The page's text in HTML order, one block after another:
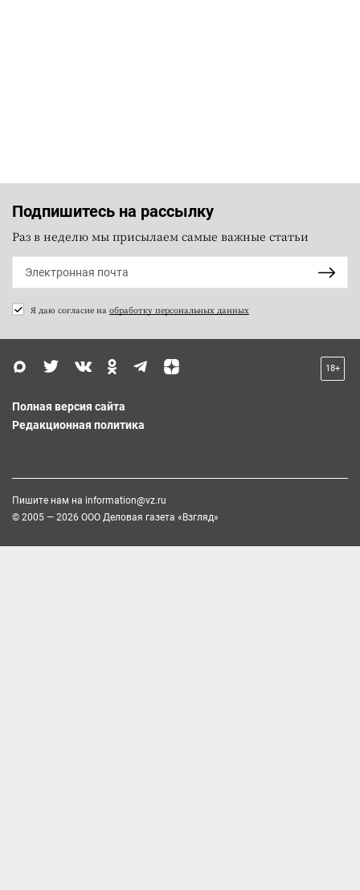
Подпишитесь на рассылку
Раз в неделю мы присылаем самые важные статьи
Я даю согласие на обработку персональных данных
18+
Полная версия сайта
Редакционная политика
Пишите нам на information@vz.ru
© 2005 — 2026 ООО Деловая газета «Взгляд»